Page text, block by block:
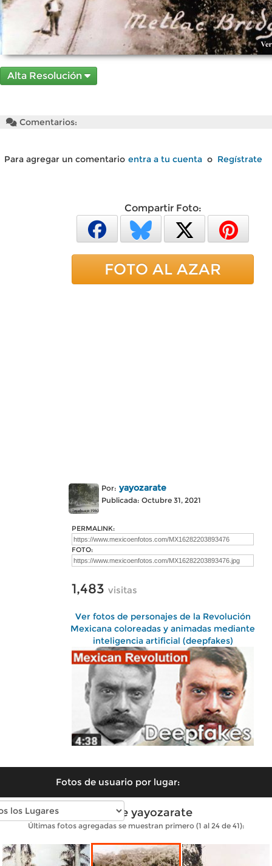
Alta Resolución
Comentarios:
Para agregar un comentario entra a tu cuenta o Regístrate
Compartir Foto:
FOTO AL AZAR
Por: yayozarate
Publicada: Octubre 31, 2021
PERMALINK:
FOTO:
1,483 visitas
Ver fotos de personajes de la Revolución
Mexicana coloreadas y animadas mediante
inteligencia artificial (deepfakes)
Fotos de usuario por lugar:
Fotos de yayozarate
Últimas fotos agregadas se muestran primero (1 al 24 de 41):